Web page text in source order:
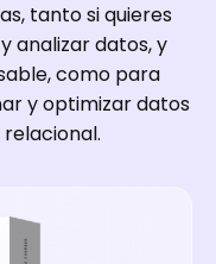
tanto si quieres
analizar datos, y
como para
y optimizar datos